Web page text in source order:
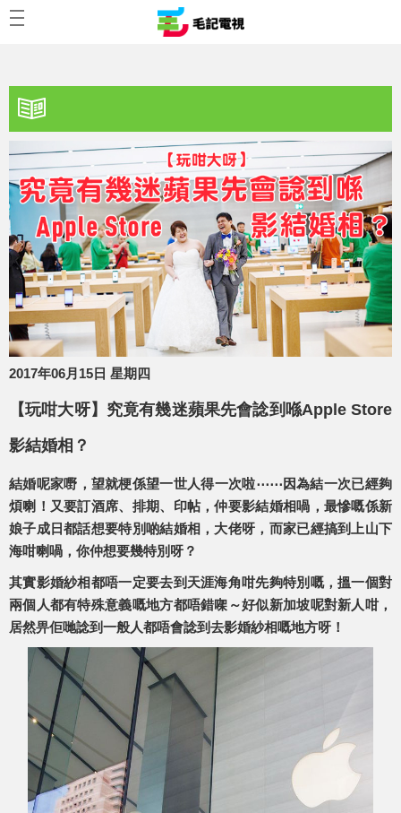
2017年06月15日 星期四
【玩咁大呀】究竟有幾迷蘋果先會諗到喺Apple Store
影結婚相？
結婚呢家嘢，望就梗係望一世人得一次啦⋯⋯因為結一次已經夠
煩喇！又要訂酒席、排期、印帖，仲要影結婚相喎，最慘嘅係新
娘子成日都話想要特別啲結婚相，大佬呀，而家已經搞到上山下
海咁喇喎，你仲想要幾特別呀？
其實影婚紗相都唔一定要去到天涯海角咁先夠特別嘅，搵一個對
兩個人都有特殊意義嘅地方都唔錯㗎～好似新加坡呢對新人咁，
居然畀佢哋諗到一般人都唔會諗到去影婚紗相嘅地方呀！